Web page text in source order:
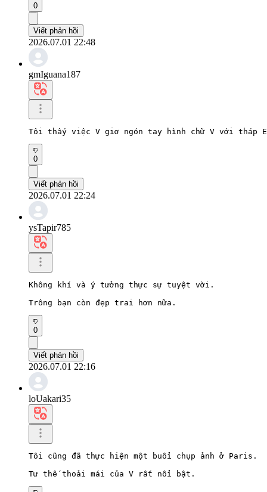
0
Viết phản hồi
2026.07.01 22:48
gmIguana187
Tôi thấy việc V giơ ngón tay hình chữ V với tháp
0
Viết phản hồi
2026.07.01 22:24
ysTapir785
Không khí và ý tưởng thực sự tuyệt vời.
Trông bạn còn đẹp trai hơn nữa.
0
Viết phản hồi
2026.07.01 22:16
loUakari35
Tôi cũng đã thực hiện một buổi chụp ảnh ở Paris.
Tư thế thoải mái của V rất nổi bật.